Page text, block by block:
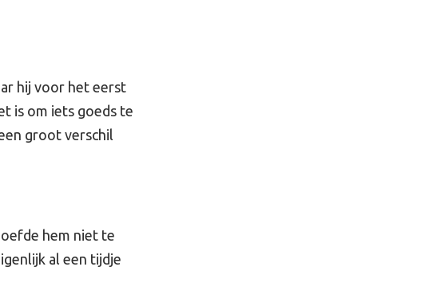
hij voor het eerst
is om iets goeds te
groot verschil
hem niet te
al een tijdje